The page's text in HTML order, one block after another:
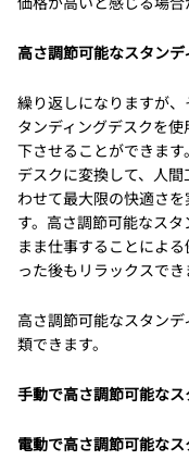
高さ調節可能なスタンデ
繰り返しになりますが
タンディングデスクを
下させることができま
デスクに変換して、人
わせて最大限の快適さ
す。高さ調節可能なス
まま仕事することによ
った後もリラックスでき
高さ調節可能なスタン
類できます。
手動で高さ調節可能な
電動で高さ調節可能な